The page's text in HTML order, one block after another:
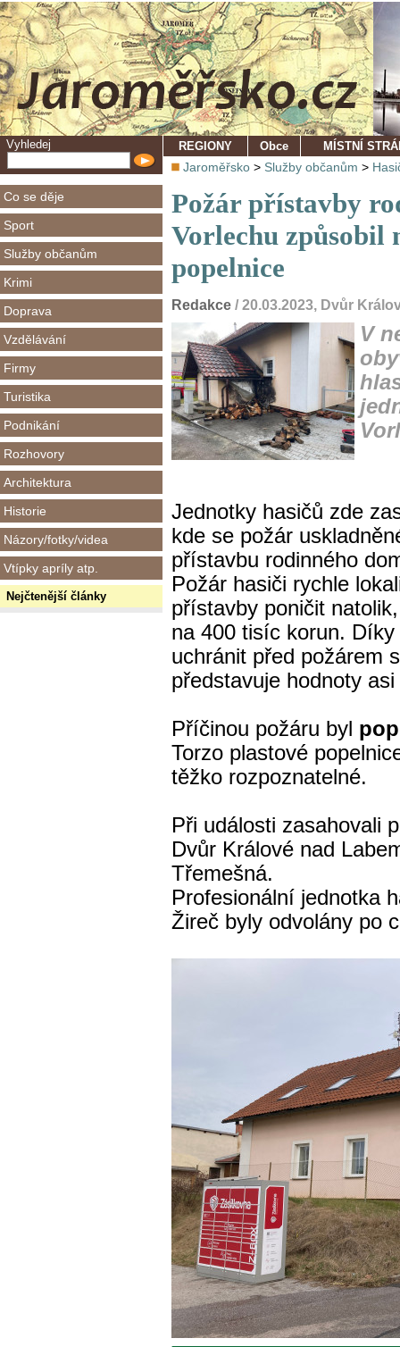
Vyhledej
Co se děje
Sport
Služby občanům
Krimi
Doprava
Vzdělávání
Firmy
Turistika
Podnikání
Rozhovory
Architektura
Historie
Názory/fotky/videa
Vtípky apríly atp.
Nejčtenější články
REGIONY Obce MÍSTNÍ
Jaroměřsko > Služby občanům >
Požár přístavby
Vorlechu způsobil
popelnice
Redakce / 20.03.2023, Dvůr
V
Jednotky hasičů zde
kde se požár
přístavbu rodinného
Požár hasiči rychle
přístavby poničit
na 400 tisíc korun.
uchránit před požárem
představuje hodnoty
Příčinou požáru byl
Torzo plastové
těžko rozpoznatelné.
Při události zasahovali
Dvůr Králové nad
Třemešná.
Profesionální jednotka
Žireč byly odvolány po